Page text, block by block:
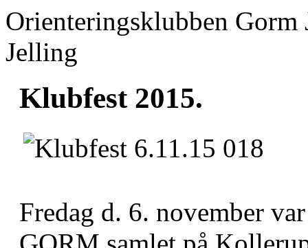
Orienteringsklubben
Jelling
Klubfest 2015.
Fredag d. 6. november